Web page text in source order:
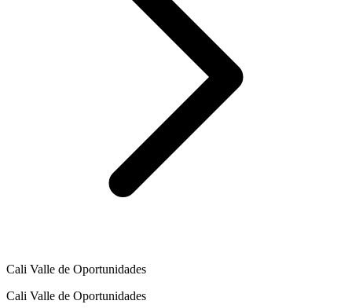
Cali Valle de Oportunidades
Cali Valle de Oportunidades